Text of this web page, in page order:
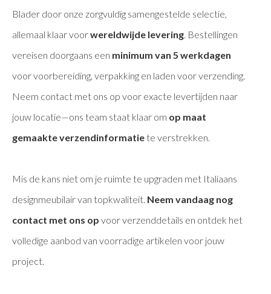
Blader door onze zorgvuldig samengestelde selectie,
allemaal klaar voorwereldwijde levering. Bestellingen
vereisen doorgaans een minimum van 5 werkdagen
voor voorbereiding, verpakking en laden voor verzending.
Neem contact met ons op voor exacte levertijden naar
jouw locatie—ons team staat klaar om op maat
gemaakte verzendinformatie te verstrekken.
Mis de kans niet om je ruimte te upgraden met Italiaans
designmeubilair van topkwaliteit. Neem vandaag nog
contact met ons op voor verzenddetails en ontdek het
volledige aanbod van voorradige artikelen voor jouw
project.